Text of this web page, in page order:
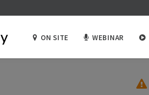
ON SITE WEBINAR